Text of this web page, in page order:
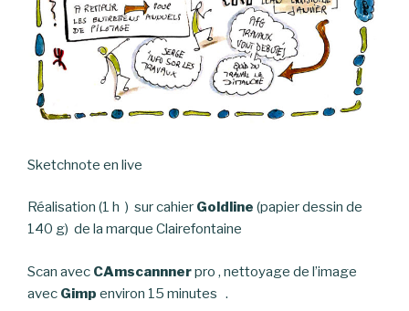
Sketchnote en live
Réalisation (1 h ) sur cahier Goldline (papier dessin de
140 g) de la marque Clairefontaine
Scan avec CAmscannnerpro , nettoyage de l’image
avec Gimp environ 15 minutes .